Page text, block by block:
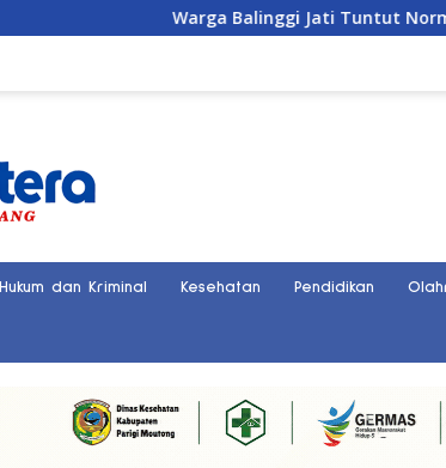
Warga Balinggi Jati Tuntut Normalisasi
Hukum dan Kriminal Kesehatan Pendidikan